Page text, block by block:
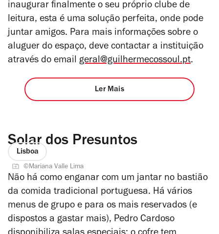
inaugurar finalmente o seu próprio clube de
leitura, esta é uma solução perfeita, onde pode
juntar amigos. Para mais informações sobre o
aluguer do espaço, deve contactar a instituição
através do email geral@guilhermecossoul.pt.
Ler Mais
Solar dos Presuntos
Lisboa
©Mariana Valle Lima
Não há como enganar com um jantar no bastião
da comida tradicional portuguesa. Há vários
menus de grupo e para os mais reservados (e
dispostos a gastar mais), Pedro Cardoso